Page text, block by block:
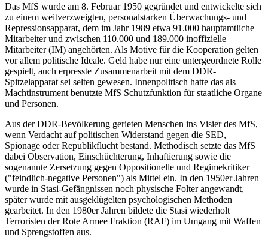
Das MfS wurde am 8. Februar 1950 gegründet und entwickelte sich
zu einem weitverzweigten, personalstarken Überwachungs- und
Repressionsapparat, dem im Jahr 1989 etwa 91.000 hauptamtliche
Mitarbeiter und zwischen 110.000 und 189.000 inoffizielle
Mitarbeiter (IM) angehörten. Als Motive für die Kooperation gelten
vor allem politische Ideale. Geld habe nur eine untergeordnete Rolle
gespielt, auch erpresste Zusammenarbeit mit dem DDR-
Spitzelapparat sei selten gewesen. Innenpolitisch hatte das als
Machtinstrument benutzte MfS Schutzfunktion für staatliche Organe
und Personen.
Aus der DDR-Bevölkerung gerieten Menschen ins Visier des MfS,
wenn Verdacht auf politischen Widerstand gegen die SED,
Spionage oder Republikflucht bestand. Methodisch setzte das MfS
dabei Observation, Einschüchterung, Inhaftierung sowie die
sogenannte Zersetzung gegen Oppositionelle und Regimekritiker
("feindlich-negative Personen") als Mittel ein. In den 1950er Jahren
wurde in Stasi-Gefängnissen noch physische Folter angewandt,
später wurde mit ausgeklügelten psychologischen Methoden
gearbeitet. In den 1980er Jahren bildete die Stasi wiederholt
Terroristen der Rote Armee Fraktion (RAF) im Umgang mit Waffen
und Sprengstoffen aus.